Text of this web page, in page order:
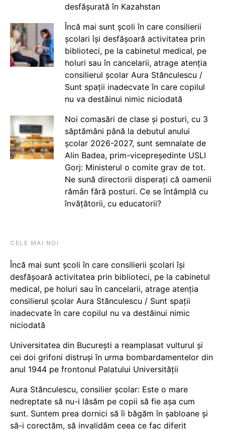
desfășurată în Kazahstan
Încă mai sunt școli în care consilierii
școlari își desfășoară activitatea prin
biblioteci, pe la cabinetul medical, pe
holuri sau în cancelarii, atrage atenția
consilierul școlar Aura Stănculescu /
Sunt spații inadecvate în care copilul
nu va destăinui nimic niciodată
Noi comasări de clase și posturi, cu 3
săptămâni până la debutul anului
școlar 2026-2027, sunt semnalate de
Alin Badea, prim-vicepreședinte USLI
Gorj: Ministerul o comite grav de tot.
Ne sună directorii disperați că oamenii
rămân fără posturi. Ce se întâmplă cu
învățătorii, cu educatorii?
CELE MAI NOI
Încă mai sunt școli în care consilierii școlari își
desfășoară activitatea prin biblioteci, pe la cabinetul
medical, pe holuri sau în cancelarii, atrage atenția
consilierul școlar Aura Stănculescu / Sunt spații
inadecvate în care copilul nu va destăinui nimic
niciodată
Universitatea din București a reamplasat vulturul și
cei doi grifoni distruși în urma bombardamentelor din
anul 1944 pe frontonul Palatului Universității
Aura Stănculescu, consilier școlar: Este o mare
nedreptate să nu-i lăsăm pe copii să fie așa cum
sunt. Suntem prea dornici să îi băgăm în șabloane și
să-i corectăm, să invalidăm ceea ce fac diferit